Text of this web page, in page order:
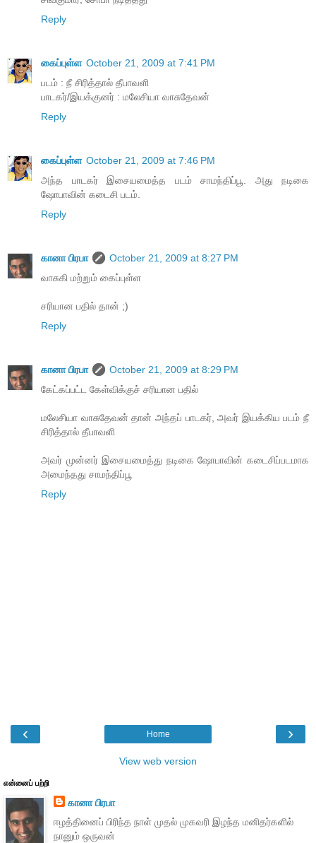
Reply
கைப்புள்ள October 21, 2009 at 7:41 PM
படம் : நீ சிரித்தால் தீபாவளி
பாடகர்/இயக்குனர் : மலேசியா வாசுதேவன்
Reply
கைப்புள்ள October 21, 2009 at 7:46 PM
அந்த பாடகர் இசையமைத்த படம் சாமந்திப்பூ. அது நடிகை
ஷோபாவின் கடைசி படம்.
Reply
கானா பிரபா
October 21, 2009 at 8:27 PM
வாசுகி மற்றும் கைப்புள்ள
சரியான பதில் தான் ;)
Reply
கானா பிரபா
October 21, 2009 at 8:29 PM
கேட்கப்பட்ட கேள்விக்குச் சரியான பதில்
மலேசியா வாசுதேவன் தான் அந்தப் பாடகர், அவர் இயக்கிய படம் நீ
சிரித்தால் தீபாவளி
அவர் முன்னர் இசையமைத்து நடிகை ஷோபாவின் கடைசிப்படமாக
அமைந்தது சாமந்திப்பூ
Reply
‹ ›
Home
View web version
என்னைப் பற்றி
கானா பிரபா
ஈழத்தினைப் பிரிந்த நாள் முதல் முகவரி இழந்த மனிதர்களில்
நானும் ஒருவன்